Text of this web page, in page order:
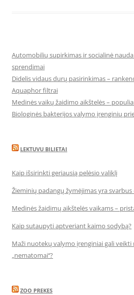
Automobilių supirkimas ir socialinė
sprendimai
Didelis vidaus durų pasirinkimas –
Aquaphor filtrai
Medinės vaikų žaidimo aikštelės –
Biologinės bakterijos valymo įrenginių
LEKTUVU BILIETAI
Kaip išsirinkti geriausią pelėsio valiklį
Žieminių padangų žymėjimas yra
Medinės žaidimų aikštelės vaikams –
Kaip sutaupyti aptveriant kaimo sodybą?
Maži nuotekų valymo įrenginiai gali
„nematomai‘‘?
ZOO PREKES